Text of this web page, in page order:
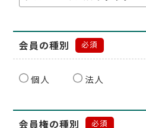
会員の種別 必須
個人 法人
会員権の種別 必須